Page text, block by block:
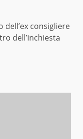
dell’ex consigliere
dell’inchiesta